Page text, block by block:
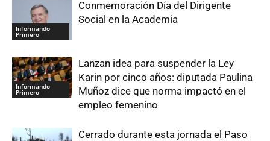
Informando
Primero
Conmemoración Día del Dirigente
Social en la Academia
Informando
Primero
Lanzan idea para suspender la Ley
Karin por cinco años: diputada Paulina
Muñoz dice que norma impactó en el
empleo femenino
Cerrado durante esta jornada el Paso